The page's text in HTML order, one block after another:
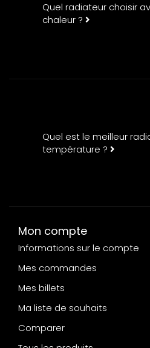
Quel radiateur choisir
chaleur ?
Quel est le meilleur
température ?
Mon compte
Informations sur le compte
Mes commandes
Mes billets
Ma liste de souhaits
Comparer